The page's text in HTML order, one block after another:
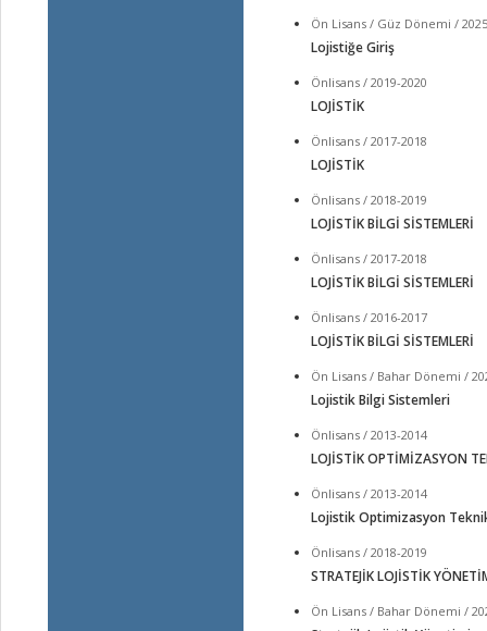
Ön Lisans / Güz Dönemi /
Lojistiğe Giriş
Önlisans / 2019-2020
LOJİSTİK
Önlisans / 2017-2018
LOJİSTİK
Önlisans / 2018-2019
LOJİSTİK BİLGİ SİSTEMLERİ
Önlisans / 2017-2018
LOJİSTİK BİLGİ SİSTEMLERİ
Önlisans / 2016-2017
LOJİSTİK BİLGİ SİSTEMLERİ
Ön Lisans / Bahar Dönemi /
Lojistik Bilgi Sistemleri
Önlisans / 2013-2014
LOJİSTİK OPTİMİZASYON
Önlisans / 2013-2014
Lojistik Optimizasyon
Önlisans / 2018-2019
STRATEJİK LOJİSTİK
Ön Lisans / Bahar Dönemi /